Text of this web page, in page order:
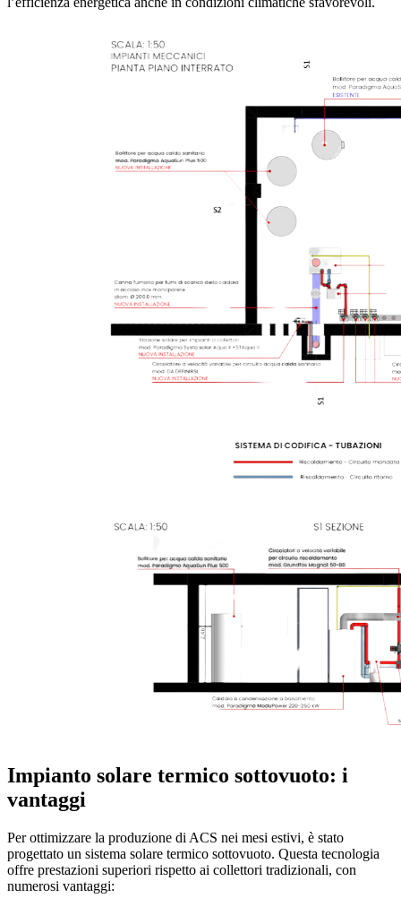
Impianto solare termico sottovuoto: i
vantaggi
Per ottimizzare la produzione di ACS nei mesi estivi, è stato
progettato un sistema solare termico sottovuoto. Questa tecnologia
offre prestazioni superiori rispetto ai collettori tradizionali, con
numerosi vantaggi: